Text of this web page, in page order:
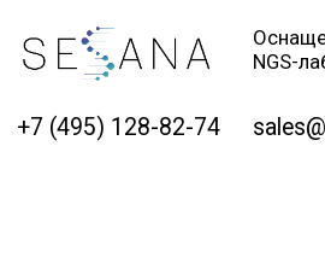
Оснащение
NGS-лабораторий